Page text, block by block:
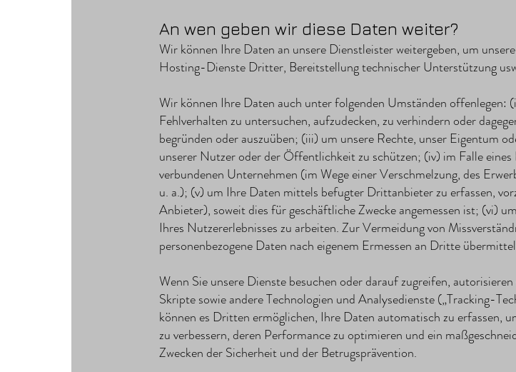
An wen geben wir diese Daten weiter?
Wir können Ihre Daten an unsere Dienstleister weitergeben, um
Hosting-Dienste Dritter, Bereitstellung technischer Unterstützung
Wir können Ihre Daten auch unter folgenden Umständen offenlegen:
Fehlverhalten zu untersuchen, aufzudecken, zu verhindern oder
begründen oder auszuüben; (iii) um unsere Rechte, unser Eigentum
unserer Nutzer oder der Öffentlichkeit zu schützen; (iv) im Falle
verbundenen Unternehmen (im Wege einer Verschmelzung, des
u. a.); (v) um Ihre Daten mittels befugter Drittanbieter zu erfassen,
Anbieter), soweit dies für geschäftliche Zwecke angemessen ist; (vi)
Ihres Nutzererlebnisses zu arbeiten. Zur Vermeidung von
personenbezogene Daten nach eigenem Ermessen an Dritte
Wenn Sie unsere Dienste besuchen oder darauf zugreifen,
Skripte sowie andere Technologien und Analysedienste („Tracking-
können es Dritten ermöglichen, Ihre Daten automatisch zu erfassen,
zu verbessern, deren Performance zu optimieren und ein
Zwecken der Sicherheit und der Betrugsprävention.